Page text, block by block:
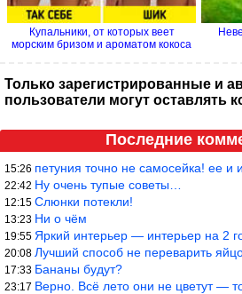
Купальники, от которых веет
морским бризом и ароматом кокоса
Только зарегистрированные и
пользователи могут оставлять
Последние
15:26 петуния точно не самосейка! ее и из
22:42 Ну очень тупые советы…
12:15 Слюнки потекли!
13:23 Ни о чём
19:55 Яркий интерьер — интерьер на 2 года!
20:08 Лучший способ не переварить яйцо —
17:33 Бананы будут?
23:17 Верно. Всё лето они не цветут —